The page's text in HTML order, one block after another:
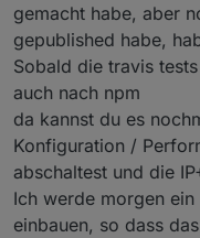
gemacht habe, aber
gepublished habe,
Sobald die travis
auch nach npm
da kannst du es
Konfiguration /
abschaltest und die
Ich werde morgen
einbauen, so dass